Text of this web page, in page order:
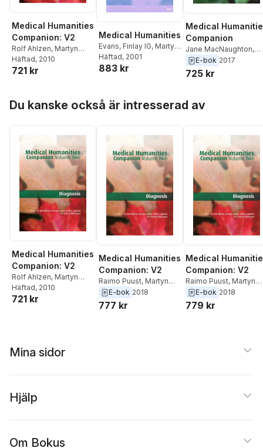
Medical Humanities
Companion: V2
Rolf Ahlzen, Martyn
Evans,Raimo Puust
Häftad, 2010
721 kr
Medical Humanities
Evans, Finlay IG, Martyn
Evans,Ilora G. Finlay
Häftad, 2001
883 kr
Medical
Companion
Jane MacNaughton,
Iona Heath,Rolf
Martyn Evans
E-bok 2017
725 kr
Du kanske också är intresserad av
Medical Humanities
Companion: V2
Rolf Ahlzen, Martyn
Evans,Raimo Puust
Häftad, 2010
721 kr
Medical Humanities
Companion: V2
Raimo Puust, Martyn
Evans,Rolf Ahlzen
E-bok 2018
777 kr
Medical
Companion: V2
Raimo Puust, Martyn
Evans,Rolf Ahlzen
E-bok 2018
779 kr
Mina sidor
Hjälp
Om Bokus